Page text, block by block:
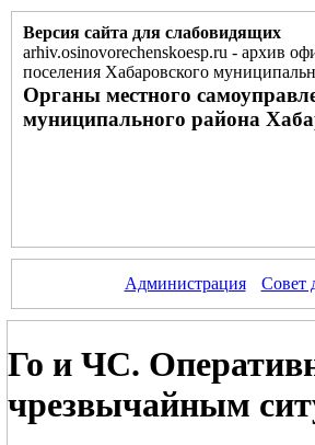
Версия сайта для слабовидящих
arhiv.osinovorechenskoesp.ru - архив
поселения Хабаровского
Органы местного
муниципального района
Администрация Совет
Го и ЧС.
чрезвычайным